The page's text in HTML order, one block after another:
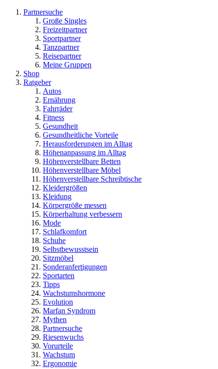
Partnersuche
Große Singles
Freizeitpartner
Sportpartner
Tanzpartner
Reisepartner
Meine Gruppen
Shop
Ratgeber
Autos
Ernährung
Fahrräder
Fitness
Gesundheit
Gesundheitliche Vorteile
Herausforderungen im Alltag
Höhenanpassung im Alltag
Höhenverstellbare Betten
Höhenverstellbare Möbel
Höhenverstellbare Schreibtische
Kleidergrößen
Kleidung
Körpergröße messen
Körperhaltung verbessern
Mode
Schlafkomfort
Schuhe
Selbstbewusstsein
Sitzmöbel
Sonderanfertigungen
Sportarten
Tipps
Wachstumshormone
Evolution
Marfan Syndrom
Mythen
Partnersuche
Riesenwuchs
Vorurteile
Wachstum
Ergonomie